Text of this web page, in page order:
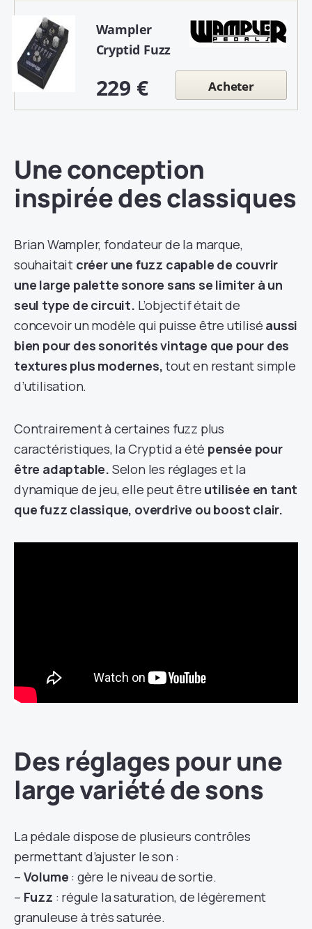
Wampler
Cryptid Fuzz
229 € Acheter
Une conception
inspirée des classiques
Brian Wampler, fondateur de la marque,
souhaitait créer une fuzz capable de couvrir
une large palette sonore sans se limiter à un
seul type de circuit. L’objectif était de
concevoir un modèle qui puisse être utilisé aussi
bien pour des sonorités vintage que pour des
textures plus modernes,tout en restant simple
d’utilisation.
Contrairement à certaines fuzz plus
caractéristiques, la Cryptid a été pensée pour
être adaptable. Selon les réglages et la
dynamique de jeu, elle peut être utilisée en tant
que fuzz classique, overdrive ou boost clair.
Des réglages pour une
large variété de sons
La pédale dispose de plusieurs contrôles
permettant d’ajuster le son :
– Volume : gère le niveau de sortie.
– Fuzz : régule la saturation, de légèrement
granuleuse à très saturée.